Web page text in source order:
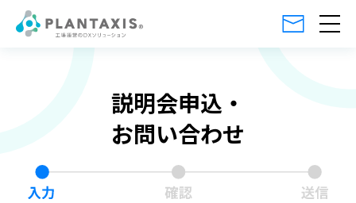
説明会申込・
お問い合わせ